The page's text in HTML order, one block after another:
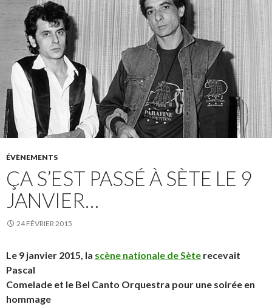
ÉVÈNEMENTS
ÇA S’EST PASSÉ À SÈTE LE 9
JANVIER…
24 FÉVRIER 2015
Le 9 janvier 2015, la scène nationale de Sète recevait
Pascal
Comelade et le Bel Canto Orquestra pour une soirée en
hommage